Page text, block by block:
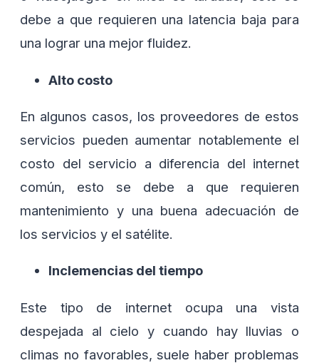
debe a que requieren una latencia baja para
una lograr una mejor fluidez.
Alto costo
En algunos casos, los proveedores de estos
servicios pueden aumentar notablemente el
costo del servicio a diferencia del internet
común, esto se debe a que requieren
mantenimiento y una buena adecuación de
los servicios y el satélite.
Inclemencias del tiempo
Este tipo de internet ocupa una vista
despejada al cielo y cuando hay lluvias o
climas no favorables, suele haber problemas